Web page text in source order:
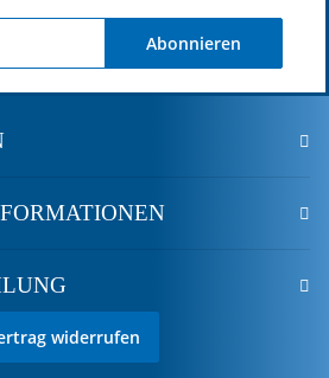
Abonnieren
widerrufen